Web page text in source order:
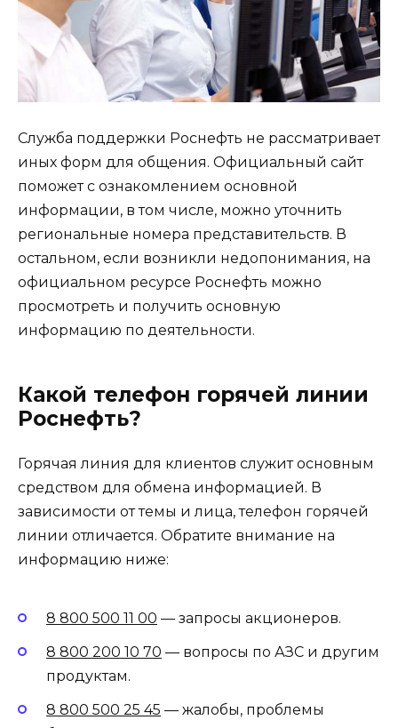
Служба поддержки Роснефть не рассматривает
иных форм для общения. Официальный сайт
поможет с ознакомлением основной
информации, в том числе, можно уточнить
региональные номера представительств. В
остальном, если возникли недопонимания, на
официальном ресурсе Роснефть можно
просмотреть и получить основную
информацию по деятельности.
Какой телефон горячей линии
Роснефть?
Горячая линия для клиентов служит основным
средством для обмена информацией. В
зависимости от темы и лица, телефон горячей
линии отличается. Обратите внимание на
информацию ниже:
8 800 500 11 00 — запросы акционеров.
8 800 200 10 70 — вопросы по АЗС и другим
продуктам.
8 800 500 25 45 — жалобы, проблемы